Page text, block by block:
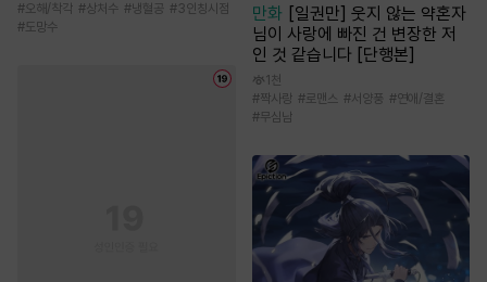
#오해/착각 #상처수 #냉혈공 #3인칭시점
#도망수
만화 [일권만] 웃지 않는 약혼자
님이 사랑에 빠진 건 변장한 저
인 것 같습니다 [단행본]
1천
#짝사랑 #로맨스 #서양풍 #연애/결혼
#무심남